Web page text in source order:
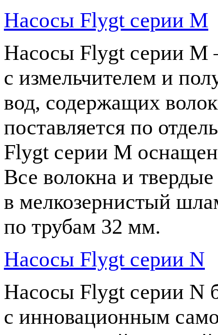
Насосы Flygt серии M
Насосы Flygt серии
с измельчителем и
вод, содержащих
поставляется по
Flygt серии M
Все волокна и
в мелкозернистый
по трубам 32 мм.
Насосы Flygt серии N
Насосы Flygt серии N
с инновационным